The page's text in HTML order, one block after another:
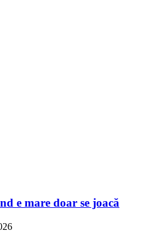
e mare doar se joacă